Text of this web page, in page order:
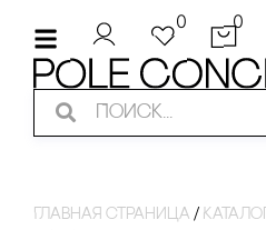
0 0
Главная страница / Каталог